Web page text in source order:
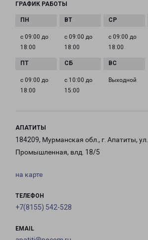
ГРАФИК РАБОТЫ
с 09:00 до
18:00
с 09:00 до
18:00
с 09:00 до
18:00
с 09:00 до
18:00
с 10:00 до
15:00
Выходной
АПАТИТЫ
184209, Мурманская обл., г. Апатиты, ул.
Промышленная, влд. 18/5
на карте
ТЕЛЕФОН
+7(8155) 542-528
EMAIL